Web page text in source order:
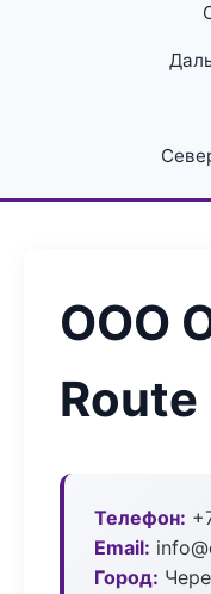
ООО
Route
Телефон:
Email:
Город: